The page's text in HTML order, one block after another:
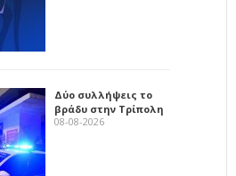
Δύο συλλήψεις το
βράδυ στην Τρίπολη
08-08-2026